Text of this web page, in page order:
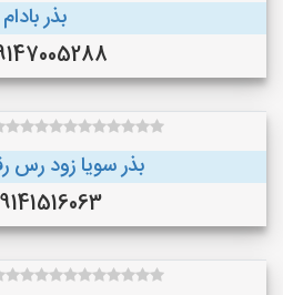
بذر بادام
()
بذر سویا زود رس
()